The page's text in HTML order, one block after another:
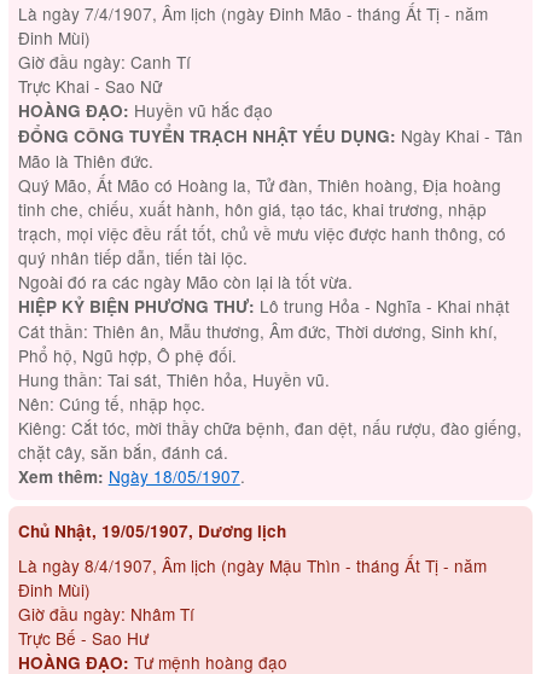
Là ngày 7/4/1907, Âm lịch (ngày Đinh Mão - tháng Ất Tị - năm
Đinh Mùi)
Giờ đầu ngày: Canh Tí
Trực Khai - Sao Nữ
HOÀNG ĐẠO: Huyền vũ hắc đạo
ĐỔNG CÔNG TUYỂN TRẠCH NHẬT YẾU DỤNG: Ngày Khai - Tân
Mão là Thiên đức.
Quý Mão, Ất Mão có Hoàng la, Tử đàn, Thiên hoàng, Địa hoàng
tinh che, chiếu, xuất hành, hôn giá, tạo tác, khai trương, nhập
trạch, mọi việc đều rất tốt, chủ về mưu việc được hanh thông, có
quý nhân tiếp dẫn, tiến tài lộc.
Ngoài đó ra các ngày Mão còn lại là tốt vừa.
HIỆP KỶ BIỆN PHƯƠNG THƯ: Lô trung Hỏa - Nghĩa - Khai nhật
Cát thần: Thiên ân, Mẫu thương, Âm đức, Thời dương, Sinh khí,
Phổ hộ, Ngũ hợp, Ô phệ đối.
Hung thần: Tai sát, Thiên hỏa, Huyền vũ.
Nên: Cúng tế, nhập học.
Kiêng: Cắt tóc, mời thầy chữa bệnh, đan dệt, nấu rượu, đào giếng,
chặt cây, săn bắn, đánh cá.
Xem thêm: Ngày 18/05/1907.
Chủ Nhật, 19/05/1907, Dương lịch
Là ngày 8/4/1907, Âm lịch (ngày Mậu Thìn - tháng Ất Tị - năm
Đinh Mùi)
Giờ đầu ngày: Nhâm Tí
Trực Bế - Sao Hư
HOÀNG ĐẠO: Tư mệnh hoàng đạo